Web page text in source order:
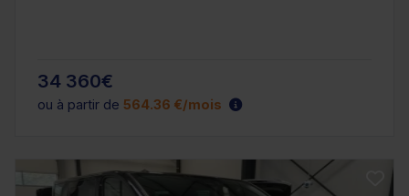
34 360€
ou à partir de 564.36 €/mois